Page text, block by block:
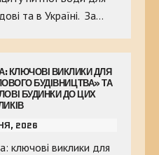
та в Україні. За…
КЛЮЧОВІ ВИКЛИКИ ДЛЯ
БУДІВНИЦТВА» ТА
БУДИНКИ ДО ЦИХ
2026
ключові виклики для